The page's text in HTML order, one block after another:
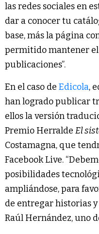
las redes sociales en
dar a conocer tu
base, más la página
permitido mantener
publicaciones”.
En el caso de Edicola,
han logrado publicar
ellos la versión
Premio Herralde El
Costamagna, que
Facebook Live.
posibilidades
ampliándose, para
de entregar historias
Raúl Hernández, uno